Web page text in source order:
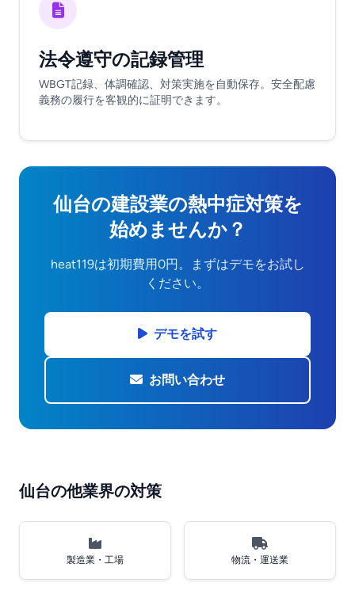
法令遵守の記録管理
WBGT記録、体調確認、対策実施を自動保存。安全配慮
義務の履行を客観的に証明できます。
仙台の建設業の熱中症対策を
始めませんか？
heat119は初期費用0円。まずはデモをお試し
ください。
デモを試す
お問い合わせ
仙台の他業界の対策
製造業・工場 物流・運送業